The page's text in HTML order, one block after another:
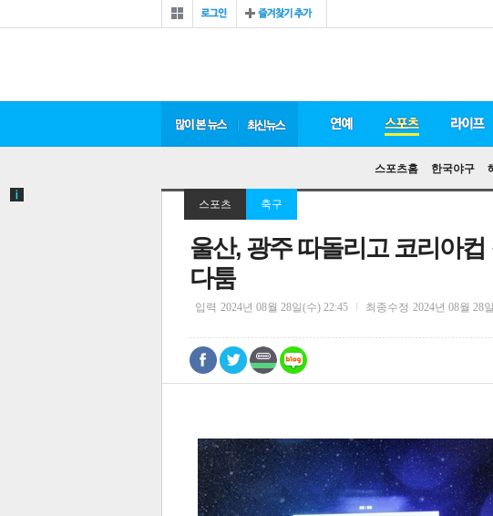
로그 즐겨찾기
스포츠홈 한국야구
스포츠 축구
울산, 광주 따돌리고 코리아
다툼
입력 2024년 08월 28일(수) 22:45 최종수정 2024년 08월 28
0